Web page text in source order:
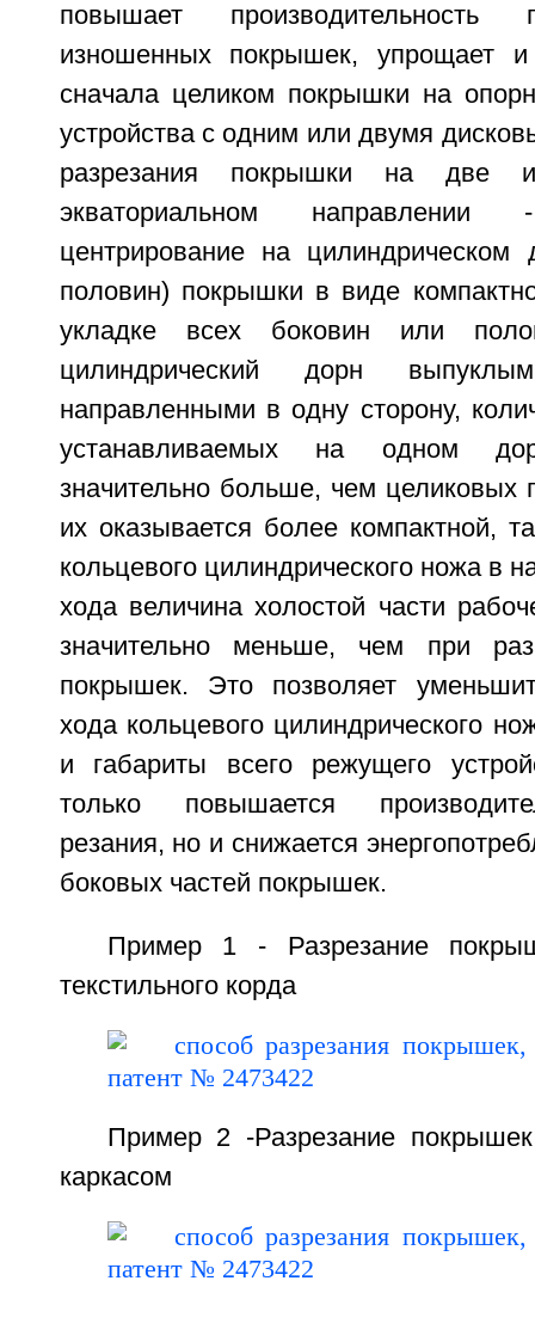
повышает производительность
изношенных покрышек, упрощает и
сначала целиком покрышки на
устройства с одним или двумя
разрезания покрышки на две
экваториальном
центрирование на цилиндрическом
половин) покрышки в виде
укладке всех боковин или
цилиндрический дорн
направленными в одну сторону,
устанавливаемых на одном
значительно больше, чем целиковых
их оказывается более компактной,
кольцевого цилиндрического ножа в
хода величина холостой части
значительно меньше, чем при
покрышек. Это позволяет
хода кольцевого цилиндрического
и габариты всего режущего
только повышается
резания, но и снижается
боковых частей покрышек.
Пример 1 - Разрезание
текстильного корда
Пример 2 -Разрезание
каркасом